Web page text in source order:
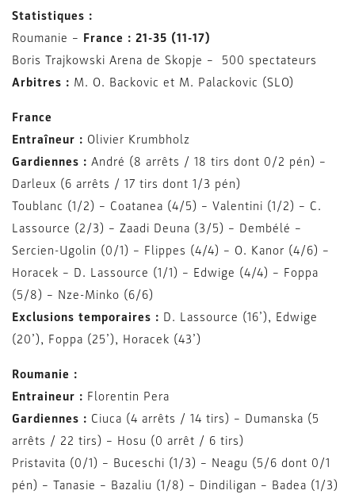
Statistiques :
Roumanie – France : 21-35 (11-17)
Boris Trajkowski Arena de Skopje – 500 spectateurs
Arbitres : M. O. Backovic et M. Palackovic (SLO)
France
Entraîneur : Olivier Krumbholz
Gardiennes : André (8 arrêts / 18 tirs dont 0/2 pén) –
Darleux (6 arrêts / 17 tirs dont 1/3 pén)
Toublanc (1/2) – Coatanea (4/5) – Valentini (1/2) – C.
Lassource (2/3) – Zaadi Deuna (3/5) – Dembélé –
Sercien-Ugolin (0/1) – Flippes (4/4) – O. Kanor (4/6) –
Horacek – D. Lassource (1/1) – Edwige (4/4) – Foppa
(5/8) – Nze-Minko (6/6)
Exclusions temporaires : D. Lassource (16’), Edwige
(20’), Foppa (25’), Horacek (43’)
Roumanie :
Entraineur : Florentin Pera
Gardiennes : Ciuca (4 arrêts / 14 tirs) – Dumanska (5
arrêts / 22 tirs) – Hosu (0 arrêt / 6 tirs)
Pristavita (0/1) – Buceschi (1/3) – Neagu (5/6 dont 0/1
pén) – Tanasie – Bazaliu (1/8) – Dindiligan – Badea (1/3)